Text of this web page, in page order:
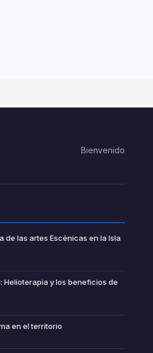
Bienvenido
de las artes Escénicas en la Isla
y los beneficios de
en el territorio